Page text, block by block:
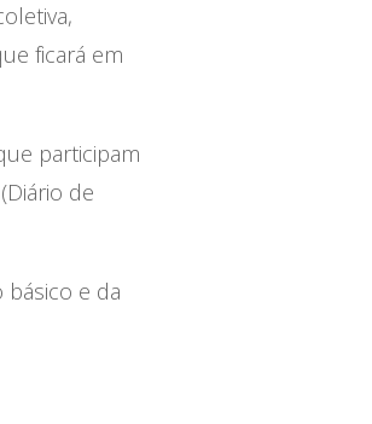
ficará em
participam
de
e da